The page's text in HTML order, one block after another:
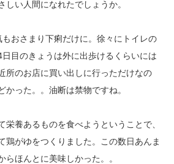
しい人間になれたでしょうか。
おさまり下痢だけに。徐々にトイレの
目のきょうは外に出歩けるくらいには
所のお店に買い出しに行っただけなの
かった。。油断は禁物ですね。
栄養あるものを食べようということで、
鶏がゆをつくりました。この数日あんま
らほんとに美味しかった。。